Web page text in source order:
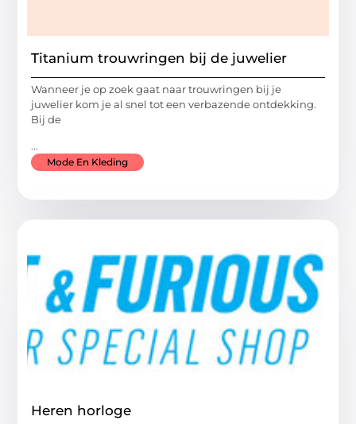
Titanium trouwringen bij de juwelier
Wanneer je op zoek gaat naar trouwringen bij je
juwelier kom je al snel tot een verbazende ontdekking.
Bij de
...
Mode En Kleding
Heren horloge